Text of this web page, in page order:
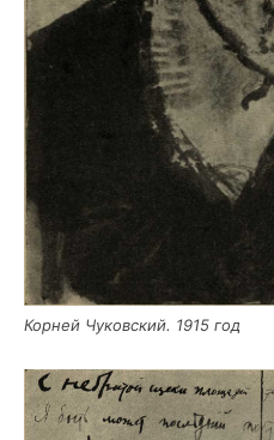
Кор­ней Чуков­ский. 1915 год